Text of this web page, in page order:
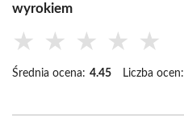
wyrokiem
★ ★ ★ ★ ★
Średnia ocena: 4.45 Liczba ocen: